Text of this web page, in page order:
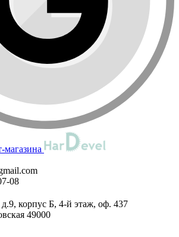
магазина
08
корпус Б, 4-й этаж, оф. 437
49000